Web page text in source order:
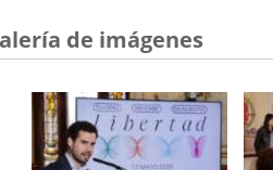
de imágenes